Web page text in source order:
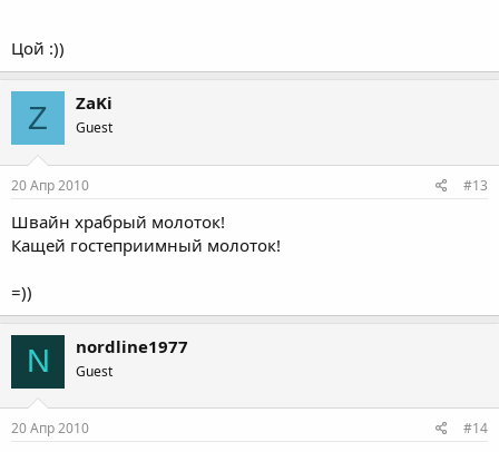
Цой :))
Z ZaKi
Guest
20 Апр 2010 #13
Швайн храбрый молоток!
Кащей гостеприимный молоток!
=))
N nordline1977
Guest
20 Апр 2010 #14